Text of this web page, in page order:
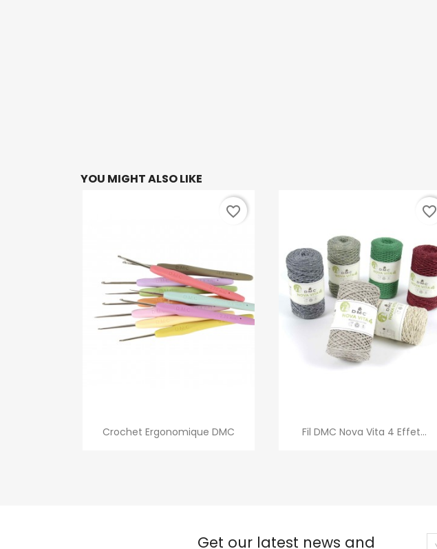
YOU MIGHT ALSO LIKE
Quick view
Crochet Ergonomique DMC
favorite_border
Quick view
Fil DMC Nova Vita 4 Effet...
favorite_border
Get our latest news and